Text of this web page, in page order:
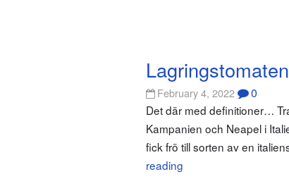
February 4, 2022 0
Det där med definitioner…
Kampanien och Neapel i
fick frö till sorten av en
reading